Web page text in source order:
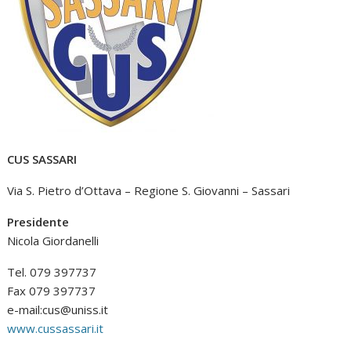
CUS SASSARI
Via S. Pietro d’Ottava – Regione S. Giovanni – Sassari
Presidente
Nicola Giordanelli
Tel. 079 397737
Fax 079 397737
e-mail:cus@uniss.it
www.cussassari.it